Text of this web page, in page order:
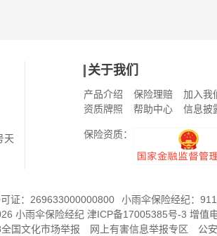
天
关于我们
产品介绍 保险理赔
加入我
资质牌照
帮助中心 信息披
保险资质：
证：269633000000800 小雨伞保险经纪：
小雨伞保险经纪 津ICP备17005385号-3 增值
国文化市场举报
网上有害信息举报专区 公